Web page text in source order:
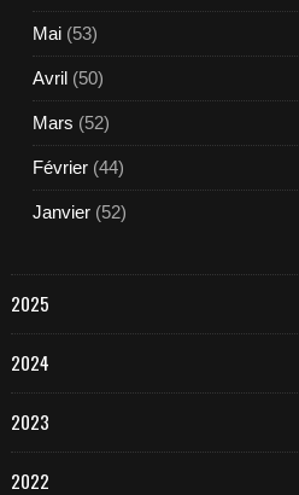
Mai (53)
Avril (50)
Mars (52)
Février (44)
Janvier (52)
2025
2024
2023
2022